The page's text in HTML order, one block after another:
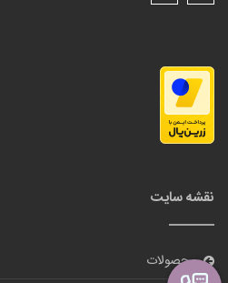
نقشه سایت
محصولات